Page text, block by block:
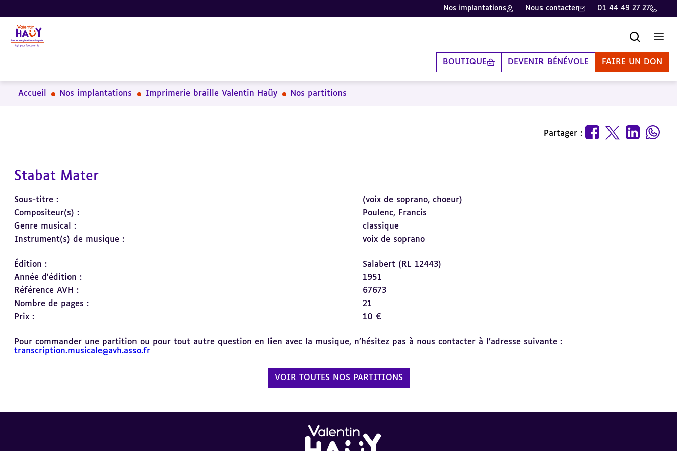
Aller
au
contenu
principal
Aller
au
pied
de
Aller
à
la
recherche
Nos implantations Nous contacter 01 44 49 27 27
BOUTIQUE DEVENIR BÉNÉVOLE FAIRE UN DON
Accueil Nos implantations Imprimerie braille Valentin Haüy Nos partitions
Partager :
Stabat Mater
Sous-titre :
(voix de soprano, choeur)
Compositeur(s) :
Poulenc, Francis
Genre musical :
classique
Instrument(s) de musique :
voix de soprano
Édition :
Salabert (RL 12443)
Année d'édition :
1951
Référence AVH :
67673
Nombre de pages :
21
Prix :
10 €
Pour commander une partition ou pour tout autre question en lien avec la musique, n’hésitez pas à nous contacter à l’adresse suivante :
transcription.musicale@avh.asso.fr
VOIR TOUTES NOS PARTITIONS